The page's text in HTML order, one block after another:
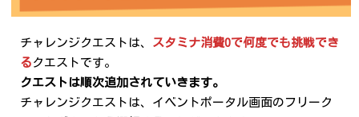
チャレンジクエストは、 スタミナ消費0で何度でも挑戦でき
る クエストです。
クエストは順次追加されていきます。
チャレンジクエストは、イベントポータル画面のフリーク